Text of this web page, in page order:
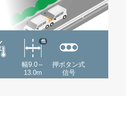
幅9.0～
13.0m
他
押ボタン式
信号